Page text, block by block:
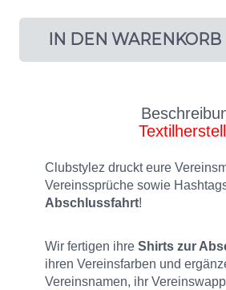
IN DEN WARENKORB
Clubstylez druckt eure
Vereinssprüche sowie
Abschlussfahrt!
Wir fertigen ihre Shirts zur
ihren Vereinsfarben und
Vereinsnamen, ihr